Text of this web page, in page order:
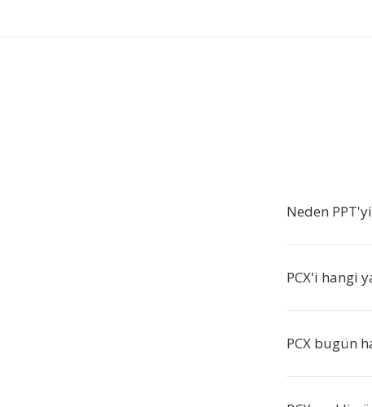
Neden
PCX'i hangi
PCX bugün